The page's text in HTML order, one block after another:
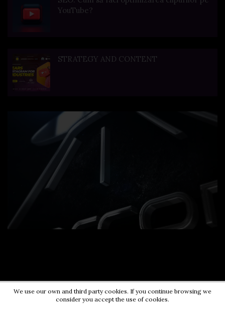
YouTube?
STRATEGY AND CONTENT
Contact us:0724203670|pr@energycorner.ro
We use our own and third party cookies. If you continue browsing we
consider you accept the use of cookies.